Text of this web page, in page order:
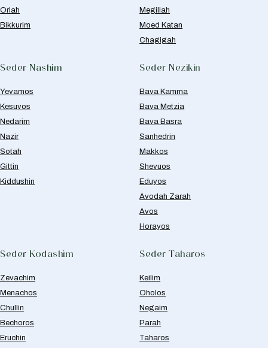
Orlah
Bikkurim
Megillah
Moed Katan
Chagigah
Seder Nashim
Yevamos
Kesuvos
Nedarim
Nazir
Sotah
Gittin
Kiddushin
Seder Nezikin
Bava Kamma
Bava Metzia
Bava Basra
Sanhedrin
Makkos
Shevuos
Eduyos
Avodah Zarah
Avos
Horayos
Seder Kodashim
Zevachim
Menachos
Chullin
Bechoros
Eruchin
Seder Taharos
Keilim
Oholos
Negaim
Parah
Taharos